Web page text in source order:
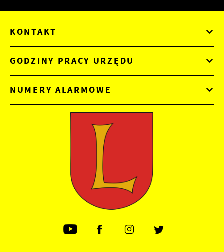
KONTAKT
GODZINY PRACY URZĘDU
NUMERY ALARMOWE